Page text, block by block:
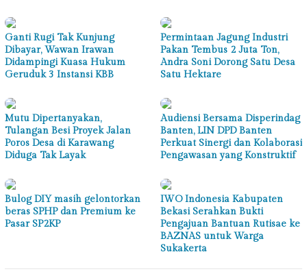
Ganti Rugi Tak Kunjung
Dibayar, Wawan Irawan
Didampingi Kuasa Hukum
Geruduk 3 Instansi KBB
Permintaan Jagung Industri
Pakan Tembus 2 Juta Ton,
Andra Soni Dorong Satu Desa
Satu Hektare
Mutu Dipertanyakan,
Tulangan Besi Proyek Jalan
Poros Desa di Karawang
Diduga Tak Layak
Audiensi Bersama Disperindag
Banten, LIN DPD Banten
Perkuat Sinergi dan Kolaborasi
Pengawasan yang Konstruktif
Bulog DIY masih gelontorkan
beras SPHP dan Premium ke
Pasar SP2KP
IWO Indonesia Kabupaten
Bekasi Serahkan Bukti
Pengajuan Bantuan Rutisae ke
BAZNAS untuk Warga
Sukakerta